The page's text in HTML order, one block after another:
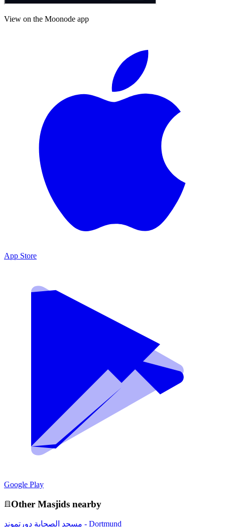
View on the Moonode app
App Store
Google Play
Other Masjids nearby
مسجد الصحابة دورتموند - Dortmund